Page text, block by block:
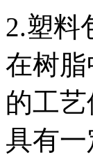
2.塑料
在树
的工
具有